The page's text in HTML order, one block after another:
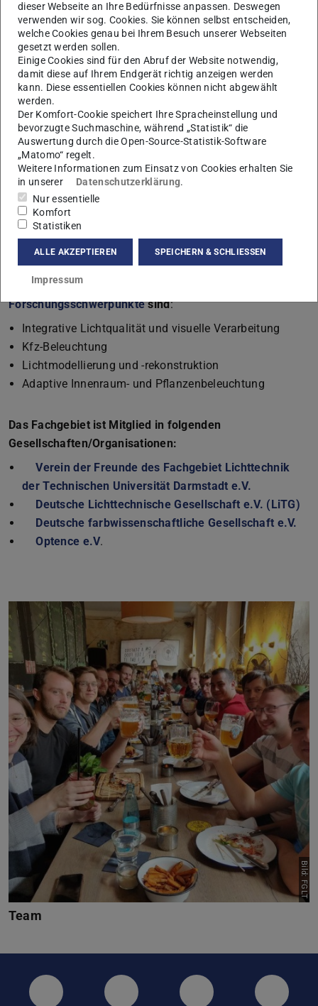
Industrievorlesung von Audi und
die:haptiker am FG ALSVV
Unsere aktuellen
Forschungsschwerpunktesind:
Integrative Lichtqualität und visuelle Verarbeitung
Kfz-Beleuchtung
Lichtmodellierung und -rekonstruktion
Adaptive Innenraum- und Pflanzenbeleuchtung
Das Fachgebiet ist Mitglied in folgenden
Gesellschaften/Organisationen:
Verein der Freunde des Fachgebiet Lichttechnik
der Technischen Universität Darmstadt e.V.
Deutsche Lichttechnische Gesellschaft e.V. (LiTG)
Deutsche farbwissenschaftliche Gesellschaft e.V.
Optence e.V.
Bild: FGLT
Team
Team
Twitter Instagram LinkedIn GitHub
dieser Webseite an Ihre Bedürfnisse anpassen. Deswegen
verwenden wir sog. Cookies. Sie können selbst entscheiden,
welche Cookies genau bei Ihrem Besuch unserer Webseiten
gesetzt werden sollen.
Einige Cookies sind für den Abruf der Website notwendig,
damit diese auf Ihrem Endgerät richtig anzeigen werden
kann. Diese essentiellen Cookies können nicht abgewählt
werden.
Der Komfort-Cookie speichert Ihre Spracheinstellung und
bevorzugte Suchmaschine, während „Statistik“ die
Auswertung durch die Open-Source-Statistik-Software
„Matomo“ regelt.
Weitere Informationen zum Einsatz von Cookies erhalten Sie
in unserer
Datenschutzerklärung.
Nur essentielle
Komfort
Statistiken
ALLE AKZEPTIEREN SPEICHERN & SCHLIESSEN
Impressum